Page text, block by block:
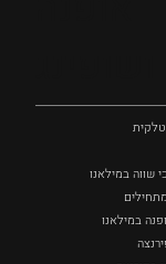
שווה במילאנו
במילאנו